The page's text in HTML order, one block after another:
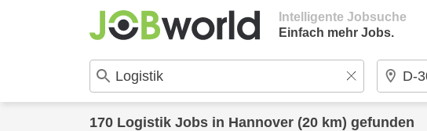
Intelligente Jobsuche
Einfach mehr Jobs.
170 Logistik Jobs in Hannover (20 km) gefunden